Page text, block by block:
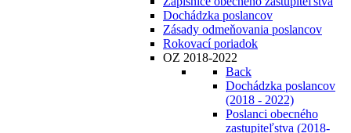
Dochádzka poslancov
Zásady odmeňovania poslancov
Rokovací poriadok
OZ 2018-2022
Back
Dochádzka poslancov
(2018 - 2022)
Poslanci obecného
zastupiteľstva (2018-